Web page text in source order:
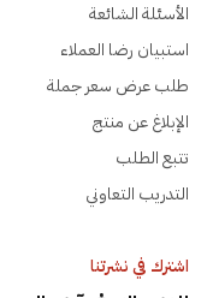
الأسئلة الشائعة
استبيان رضا العملاء
طلب عرض سعر جملة
الإبلاغ عن منتج
تتبع الطلب
التدريب التعاوني
اشترك في نشرتنا